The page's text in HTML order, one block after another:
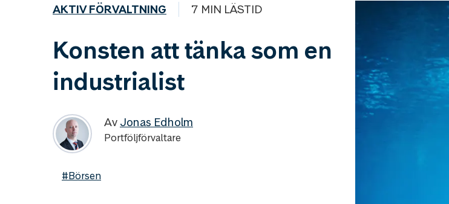
AKTIV FÖRVALTNING 7 MIN LÄSTID
Konsten att tänka som en
industrialist
Av Jonas Edholm
Portföljförvaltare
#Börsen